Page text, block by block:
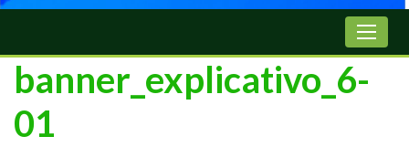
banner_explicativo_6-
01